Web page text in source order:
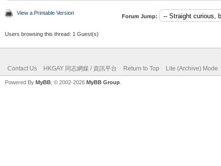
View a Printable Version
Forum Jump:
Users browsing this thread: 1 Guest(s)
Contact Us HKGAY 同志網媒 / 資訊平台 Return to Top Lite (Archive) Mode
Powered By MyBB , © 2002-2026 MyBB Group